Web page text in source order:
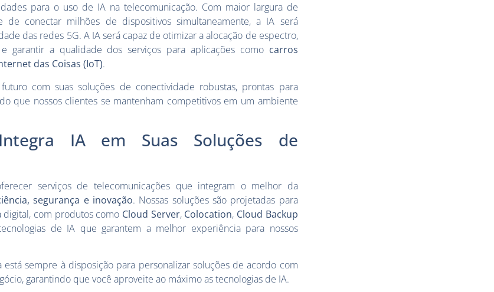
para o uso de IA na telecomunicação. Com maior largura de
de conectar milhões de dispositivos simultaneamente, a IA será
das redes 5G. A IA será capaz de otimizar a alocação de espectro,
garantir a qualidade dos serviços para aplicações como carros
das Coisas (IoT).
com suas soluções de conectividade robustas, prontas para
que nossos clientes se mantenham competitivos em um ambiente
IA em Suas Soluções de
serviços de telecomunicações que integram o melhor da
segurança e inovação. Nossas soluções são projetadas para
digital, com produtos como Cloud Server, Colocation, Cloud Backup
de IA que garantem a melhor experiência para nossos
sempre à disposição para personalizar soluções de acordo com
garantindo que você aproveite ao máximo as tecnologias de IA.